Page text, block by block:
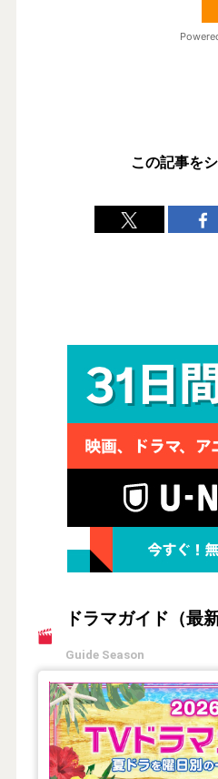
この記事を
ドラマガイド（最
Guide Season
【2026年夏】TVドラ